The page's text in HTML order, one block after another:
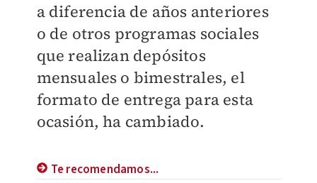
adiferencia de años anteriores
o de otros programas sociales
que realizan depósitos
mensuales o bimestrales, el
formato de entrega para esta
ocasión, ha cambiado.
Te recomendamos...